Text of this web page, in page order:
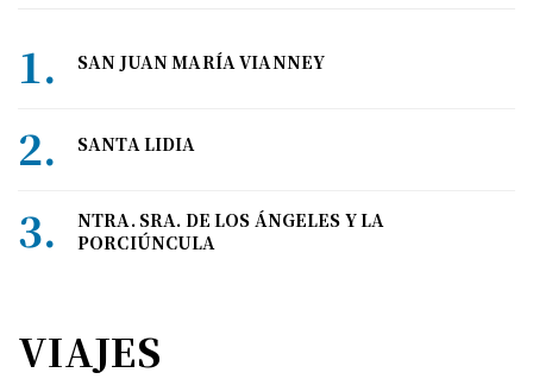
SAN JUAN MARÍA VIANNEY
SANTA LIDIA
NTRA. SRA. DE LOS ÁNGELES Y LA
PORCIÚNCULA
VIAJES